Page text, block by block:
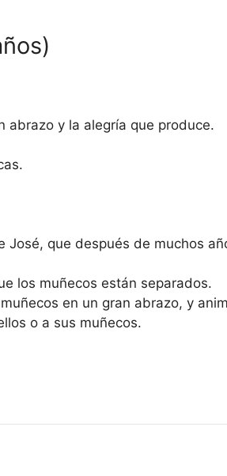
abrazo y la alegría que produce.
José, que después de muchos
los muñecos están separados.
en un gran abrazo, y
o a sus muñecos.